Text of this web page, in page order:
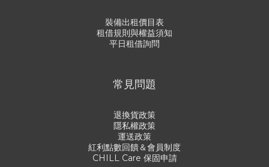
裝備出租價目表
租借規則與權益須知
平日租借詢問
常見問題
退換貨政策
隱私權政策
運送政策
紅利點數回饋＆會員制度
CHILL Care 保固申請